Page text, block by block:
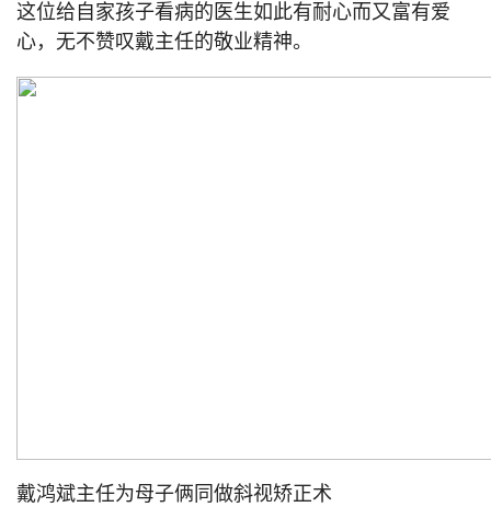
这位给自家孩子看病的医生如此有耐心而又富有爱
心，无不赞叹戴主任的敬业精神。
戴鸿斌主任为母子俩同做斜视矫正术